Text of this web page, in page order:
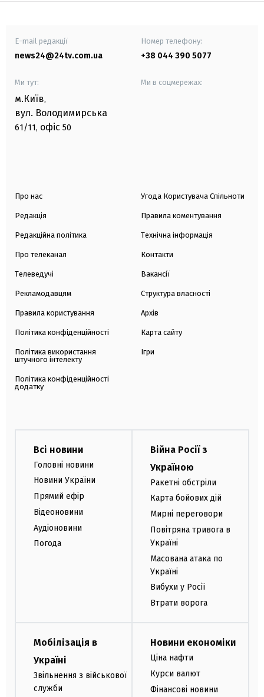
E-mail редакції
news24@24tv.com.ua
Номер телефону:
+38 044 390 5077
Ми тут:
м.Київ,
вул. Володимирська
61/11, офіс 50
Ми в соцмережах:
Про нас
Редакція
Редакційна політика
Про телеканал
Телеведучі
Рекламодавцям
Правила користування
Політика конфіденційності
Політика використання
штучного інтелекту
Політика конфіденційності
додатку
Угода Користувача Спільноти
Правила коментування
Технічна інформація
Контакти
Вакансії
Структура власності
Архів
Карта сайту
Ігри
Всі новини
Головні новини
Новини України
Прямий ефір
Відеоновини
Аудіоновини
Погода
Війна Росії з
Україною
Ракетні обстріли
Карта бойових дій
Мирні переговори
Повітряна тривога в
Україні
Масована атака по
Україні
Вибухи у Росії
Втрати ворога
Мобілізація в
Україні
Звільнення з військової
служби
Новини економіки
Ціна нафти
Курси валют
Фінансові новини